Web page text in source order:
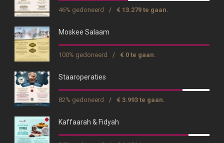
46% gedoneerd / € 13.279 te gaan.
Moskee Salaam
100% gedoneerd / € 0 te gaan.
Staaroperaties
82% gedoneerd / € 3.993 te gaan.
Kaffaarah & Fidyah